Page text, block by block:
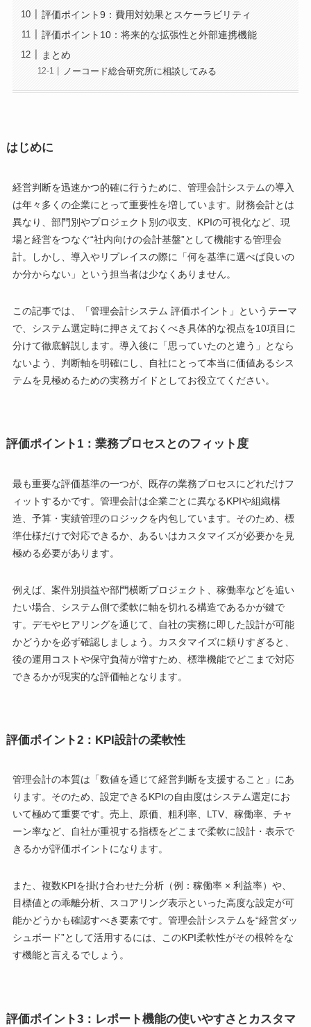
評価ポイント9：費用対効果とスケーラビリティ
評価ポイント10：将来的な拡張性と外部連携機能
まとめ
ノーコード総合研究所に相談してみる
はじめに
経営判断を迅速かつ的確に行うために、管理会計システムの導入
は年々多くの企業にとって重要性を増しています。財務会計とは
異なり、部門別やプロジェクト別の収支、KPIの可視化など、現
場と経営をつなぐ“社内向けの会計基盤”として機能する管理会
計。しかし、導入やリプレイスの際に「何を基準に選べば良いの
か分からない」という担当者は少なくありません。
この記事では、「管理会計システム 評価ポイント」というテーマ
で、システム選定時に押さえておくべき具体的な視点を10項目に
分けて徹底解説します。導入後に「思っていたのと違う」となら
ないよう、判断軸を明確にし、自社にとって本当に価値あるシス
テムを見極めるための実務ガイドとしてお役立てください。
評価ポイント1：業務プロセスとのフィット度
最も重要な評価基準の一つが、既存の業務プロセスにどれだけフ
ィットするかです。管理会計は企業ごとに異なるKPIや組織構
造、予算・実績管理のロジックを内包しています。そのため、標
準仕様だけで対応できるか、あるいはカスタマイズが必要かを見
極める必要があります。
例えば、案件別損益や部門横断プロジェクト、稼働率などを追い
たい場合、システム側で柔軟に軸を切れる構造であるかが鍵で
す。デモやヒアリングを通じて、自社の実務に即した設計が可能
かどうかを必ず確認しましょう。カスタマイズに頼りすぎると、
後の運用コストや保守負荷が増すため、標準機能でどこまで対応
できるかが現実的な評価軸となります。
評価ポイント2：KPI設計の柔軟性
管理会計の本質は「数値を通じて経営判断を支援すること」にあ
ります。そのため、設定できるKPIの自由度はシステム選定にお
いて極めて重要です。売上、原価、粗利率、LTV、稼働率、チャ
ーン率など、自社が重視する指標をどこまで柔軟に設計・表示で
きるかが評価ポイントになります。
また、複数KPIを掛け合わせた分析（例：稼働率 × 利益率）や、
目標値との乖離分析、スコアリング表示といった高度な設定が可
能かどうかも確認すべき要素です。管理会計システムを“経営ダッ
シュボード”として活用するには、このKPI柔軟性がその根幹をな
す機能と言えるでしょう。
評価ポイント3：レポート機能の使いやすさとカスタマ